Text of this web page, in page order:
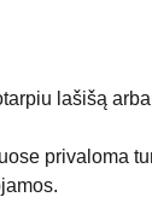
lašišą
privaloma